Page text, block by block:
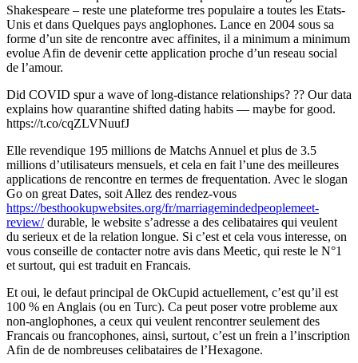
Shakespeare – reste une plateforme tres populaire a toutes les Etats-
Unis et dans Quelques pays anglophones. Lance en 2004 sous sa
forme d’un site de rencontre avec affinites, il a minimum a minimum
evolue Afin de devenir cette application proche d’un reseau social
de l’amour.
Did COVID spur a wave of long-distance relationships? ?? Our data
explains how quarantine shifted dating habits — maybe for good.
https://t.co/cqZLVNuufJ
Elle revendique 195 millions de Matchs Annuel et plus de 3.5
millions d’utilisateurs mensuels, et cela en fait l’une des meilleures
applications de rencontre en termes de frequentation. Avec le slogan
Go on great Dates, soit Allez des rendez-vous
https://besthookupwebsites.org/fr/marriagemindedpeoplemeet-
review/durable, le website s’adresse a des celibataires qui veulent
du serieux et de la relation longue. Si c’est et cela vous interesse, on
vous conseille de contacter notre avis dans Meetic, qui reste le N°1
et surtout, qui est traduit en Francais.
Et oui, le defaut principal de OkCupid actuellement, c’est qu’il est
100 % en Anglais (ou en Turc). Ca peut poser votre probleme aux
non-anglophones, a ceux qui veulent rencontrer seulement des
Francais ou francophones, ainsi, surtout, c’est un frein a l’inscription
Afin de de nombreuses celibataires de l’Hexagone.